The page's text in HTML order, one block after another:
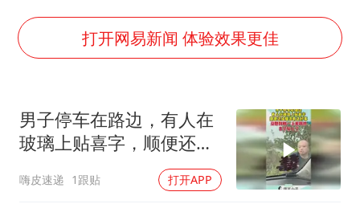
方程豹钛9新车申报
向鹏0-3不敌张本智和
命案逃犯躲进深山21年活得像野人
Meta重新支棱起来了吗
打开网易新闻 体验效果更佳
男子停车在路边，有人在
玻璃上贴喜字，顺便还给
嗨皮速递 1跟贴 打开APP